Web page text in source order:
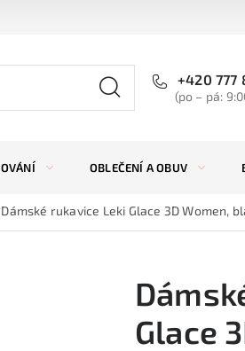
+420 777
(po – pá:
OBLEČENÍ A OBUV
Dámské rukavice Leki Glace 3D Women,
Glace